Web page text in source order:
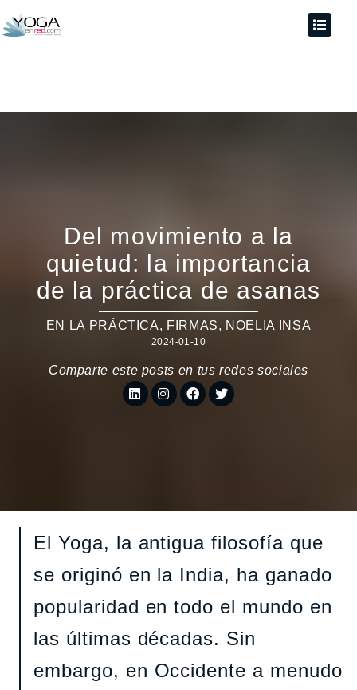
Del movimiento a la
quietud: la importancia
de la práctica de asanas
EN LA PRÁCTICA, FIRMAS, NOELIA INSA
2024-01-10
Comparte este posts en tus redes sociales
El Yoga, la antigua filosofía que
se originó en la India, ha ganado
popularidad en todo el mundo en
las últimas décadas. Sin
embargo, en Occidente a menudo